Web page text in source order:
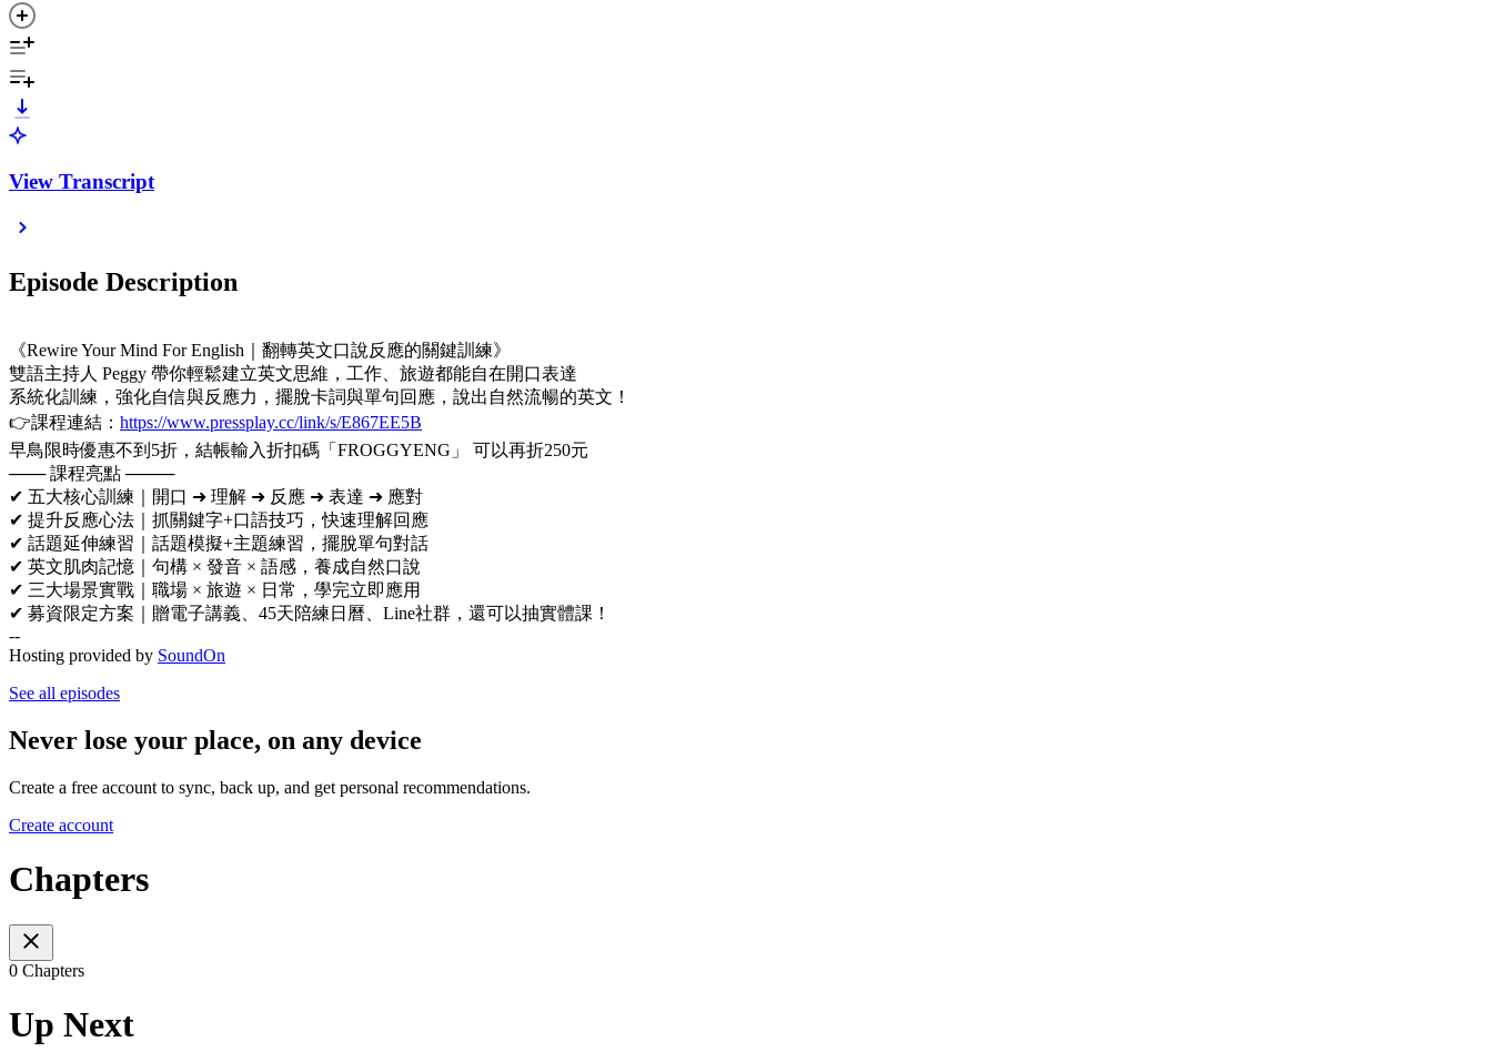
View Transcript
Episode Description
《Rewire Your Mind For English｜翻轉英文口說反應的關鍵訓練》
雙語主持人 Peggy 帶你輕鬆建立英文思維，工作、旅遊都能自在開口表達
系統化訓練，強化自信與反應力，擺脫卡詞與單句回應，說出自然流暢的英文！
👉課程連結： https://www.pressplay.cc/link/s/E867EE5B
早鳥限時優惠不到5折，結帳輸入折扣碼「FROGGYENG」 可以再折250元
─── 課程亮點 ────
✔ 五大核心訓練｜開口 ➜ 理解 ➜ 反應 ➜ 表達 ➜ 應對
✔ 提升反應心法｜抓關鍵字+口語技巧，快速理解回應
✔ 話題延伸練習｜話題模擬+主題練習，擺脫單句對話
✔ 英文肌肉記憶｜句構 × 發音 × 語感，養成自然口說
✔ 三大場景實戰｜職場 × 旅遊 × 日常，學完立即應用
✔ 募資限定方案｜贈電子講義、45天陪練日曆、Line社群，還可以抽實體課！
--
Hosting provided by SoundOn
See all episodes
Never lose your place, on any device
Create a free account to sync, back up, and get personal recommendations.
Create account
Chapters
0 Chapters
Up Next